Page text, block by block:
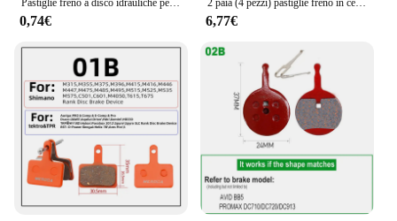
Pastiglie freno a disco idrauliche per bicicletta MTB per b01s SHIMANO SRAM AVID HAYES Magura ZOOM parti di bici da ciclismo pastiglie freno Semi-metalliche
0,74€
2 paia (4 pezzi) pastiglie freno in ceramica a disco idraulico per bicicletta MTB per B01s SRAM AVID haymagura ZOOM parte bici da ciclismo
6,77€